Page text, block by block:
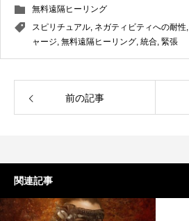
無料遠隔ヒーリング
スピリチュアル, ネガティビティへの耐性,
ャージ, 無料遠隔ヒーリング, 統合, 緊張
前の記事
関連記事